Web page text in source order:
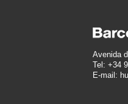
Avenida
Tel: +34
E-mail: